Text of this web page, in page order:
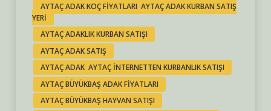
AYTAÇ ADAK KOÇ FIYATLARI AYTAÇ ADAK KURBAN SATIŞ
YERI
AYTAÇ ADAKLIK KURBAN SATIŞI
AYTAÇ ADAK SATIŞ
AYTAÇ ADAK AYTAÇ INTERNETTEN KURBANLIK SATIŞI
AYTAÇ BÜYÜKBAŞ ADAK FIYATLARI
AYTAÇ BÜYÜKBAŞ HAYVAN SATIŞI